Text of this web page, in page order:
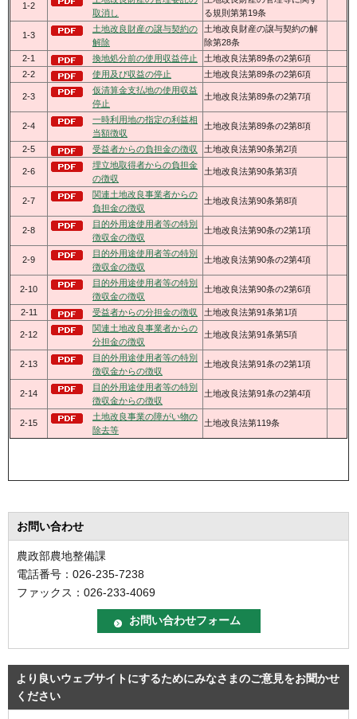
1-2
取消し
る規則第第19条
1-3
土地改良財産の譲与契約の
解除
土地改良財産の譲与契約の解
除第28条
2-1
換地処分前の使用収益停止
土地改良法第89条の2第6項
2-2
使用及び収益の停止 土地改良法第89条の2第6項
2-3
仮清算金支払地の使用収益
停止
土地改良法第89条の2第7項
2-4
一時利用地の指定の利益相
当額徴収
土地改良法第89条の2第8項
2-5 受益者からの負担金の徴収 土地改良法第90条第2項
2-6
埋立地取得者からの負担金
の徴収
土地改良法第90条第3項
2-7
関連土地改良事業者からの
負担金の徴収
土地改良法第90条第8項
2-8
目的外用途使用者等の特別
徴収金の徴収
土地改良法第90条の2第1項
2-9
目的外用途使用者等の特別
徴収金の徴収
土地改良法第90条の2第4項
2-10
目的外用途使用者等の特別
徴収金の徴収
土地改良法第90条の2第6項
2-11 受益者からの分担金の徴収 土地改良法第91条第1項
2-12
関連土地改良事業者からの
分担金の徴収
土地改良法第91条第5項
2-13
目的外用途使用者等の特別
徴収金からの徴収
土地改良法第91条の2第1項
2-14
目的外用途使用者等の特別
徴収金からの徴収
土地改良法第91条の2第4項
2-15
土地改良事業の障がい物の
除去等
土地改良法第119条
お問い合わせ
農政部農地整備課
電話番号：026-235-7238
ファックス：026-233-4069
より良いウェブサイトにするためにみなさまのご意見をお聞かせ
ください